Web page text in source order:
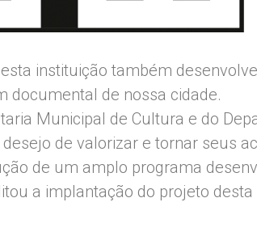
instituição também
documental de nossa cidade.
Municipal de Cultura e do
de valorizar e tornar seus
de um amplo programa
a implantação do projeto